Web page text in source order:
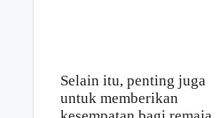
Selain itu, penting juga
untuk memberikan